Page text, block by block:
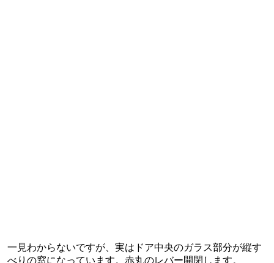
一見わからないですが、実はドア中央のガラス部分が縦す
べりの窓になっています。赤丸のレバー開閉します。